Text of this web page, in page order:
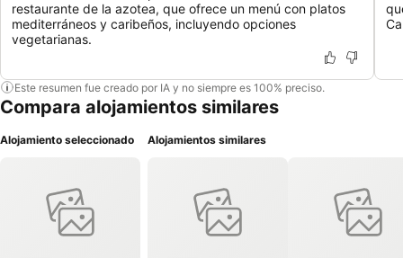
restaurante de la azotea, que ofrece un menú con platos
mediterráneos y caribeños, incluyendo opciones
vegetarianas.
Este resumen fue creado por IA y no siempre es 100% preciso.
Compara alojamientos similares
Alojamiento seleccionado Alojamientos similares